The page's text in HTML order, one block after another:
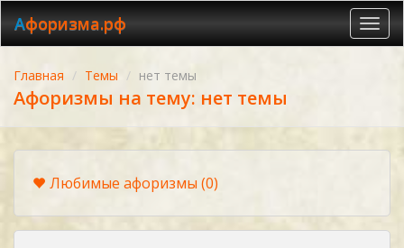
Афоризма.рф
Главная Темы нет темы
Афоризмы на тему: нет темы
Любимые афоризмы (0)